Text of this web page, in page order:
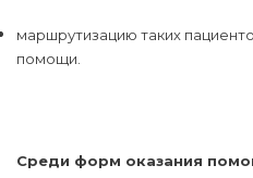
маршрутизацию таких
помощи.
Среди форм оказания